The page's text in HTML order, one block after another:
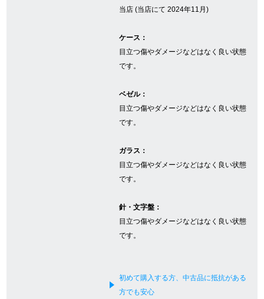
当店 (当店にて 2024年11月)
ケース：
目立つ傷やダメージなどはなく良い状態
です。
ベゼル：
目立つ傷やダメージなどはなく良い状態
です。
ガラス：
目立つ傷やダメージなどはなく良い状態
です。
針・文字盤：
目立つ傷やダメージなどはなく良い状態
です。
初めて購入する方、中古品に抵抗がある
方でも安心